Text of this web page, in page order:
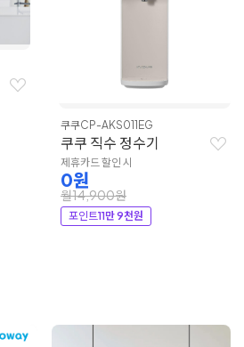
쿠쿠CP-AKS011EG
쿠쿠 직수 정수기
제휴카드 할인 시
0원
월14,900원
포인트11만 9천원